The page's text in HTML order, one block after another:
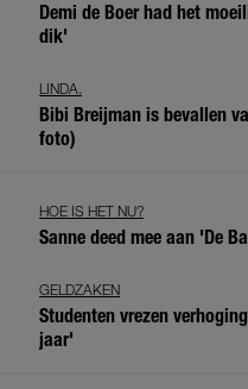
Demi de Boer had het
dik'
LINDA.
Bibi Breijman is bevallen
foto)
HOE IS HET NU?
Sanne deed mee aan 'De
GELDZAKEN
Studenten vrezen
jaar'